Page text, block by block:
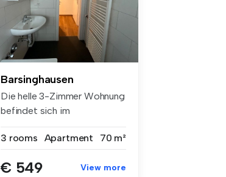
Barsinghausen
Die helle 3-Zimmer Wohnung
befindet sich im
3 rooms
Apartment 70 m²
€ 549 View more